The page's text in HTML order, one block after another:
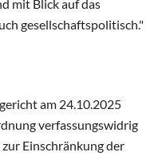
mit Blick auf das
gesellschaftspolitisch."
am 24.10.2025
verfassungswidrig
Einschränkung der